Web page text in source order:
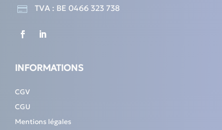
 TVA : BE 0466 323 738
INFORMATIONS
CGV
CGU
Mentions légales